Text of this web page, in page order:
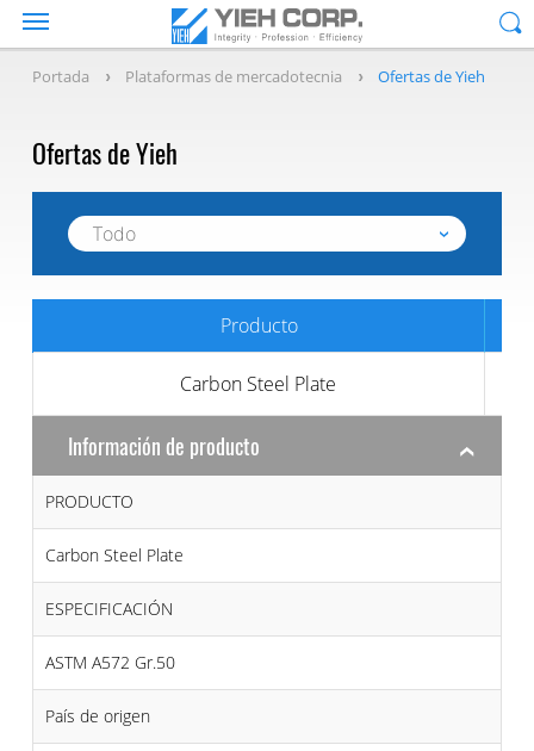
Portada Plataformas de mercadotecnia Ofertas de Yieh
Ofertas de Yieh
Producto
Carbon Steel Plate
Información de producto
PRODUCTO
Carbon Steel Plate
ESPECIFICACIÓN
ASTM A572 Gr.50
País de origen